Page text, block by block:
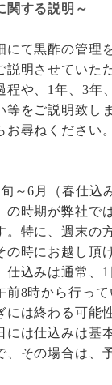
関する説明～
にて黒酢の管理
説明させていた
や、 1年、 3年、
等をご説明致し
お尋ねください。
～6 月（春仕込
の時期が弊社で
。特に、週末の
の時にお越し頂
仕込みは通常、 1
前8時から行っ
には終わる可能
には仕込みは基
、その場合は、